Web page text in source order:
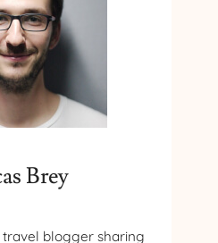
Brey
travel blogger sharing